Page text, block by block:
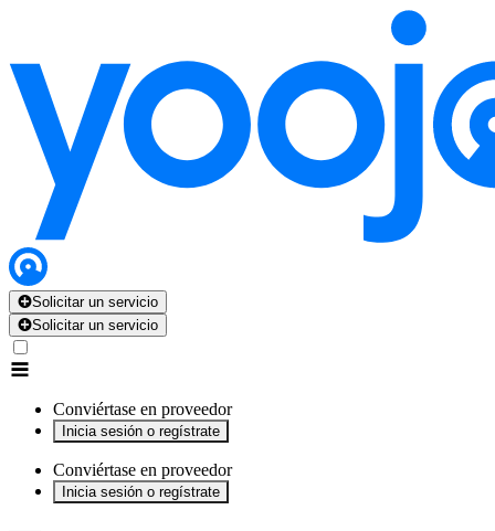
Solicitar un servicio
Solicitar un servicio
Conviértase en proveedor
Inicia sesión o regístrate
Conviértase en proveedor
Inicia sesión o regístrate